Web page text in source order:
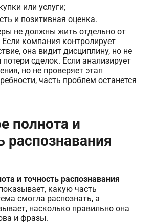
или услуги;
и позитивная оценка.
не должны жить отдельно от
компания контролирует
она видит дисциплину, но не
сделок. Если анализирует
но не проверяет этап
часть проблем останется
полнота и
распознавания
и точность распознавания
какую часть
смогла распознать, а
насколько правильно она
и фразы.